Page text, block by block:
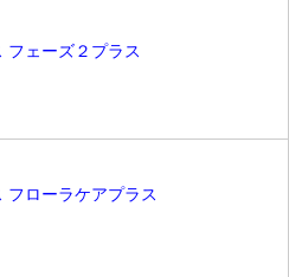
フェーズ２プラス
フローラケアプラス